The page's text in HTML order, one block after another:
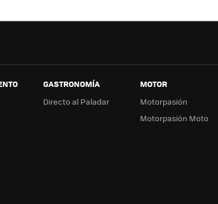
GASTRONOMÍA
Directo al Paladar
MOTOR
Motorpasión
Motorpasión Moto